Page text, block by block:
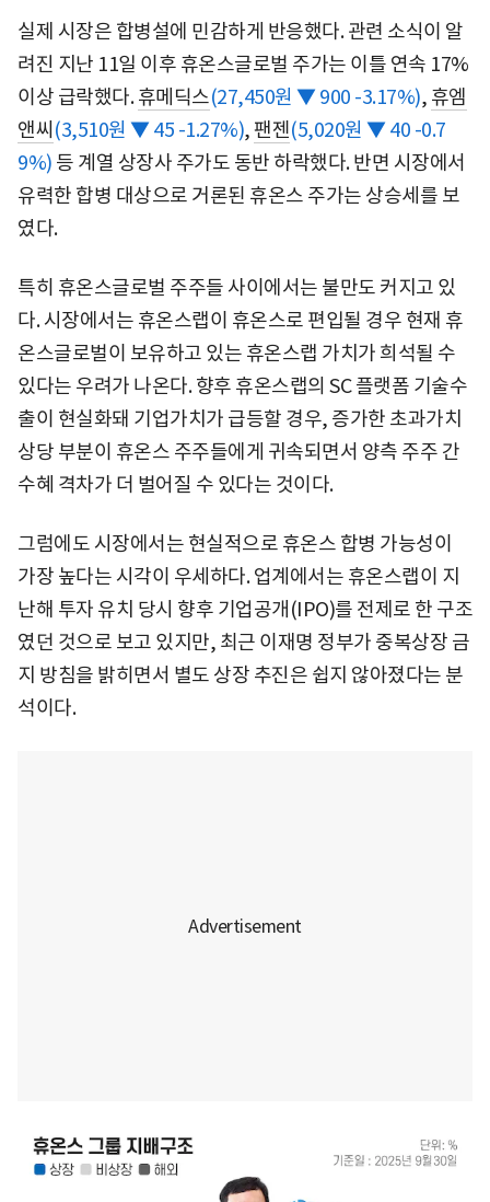
실제 시장은 합병설에 민감하게 반응했다. 관련 소식이 알
려진 지난 11일 이후 휴온스글로벌 주가는 이틀 연속 17%
이상 급락했다.휴메딕스(27,450원 ▼ 900 -3.17%), 휴엠
앤씨 (3,510원 ▼ 45 -1.27%),팬젠(5,020원 ▼ 40 -0.7
9%) 등 계열 상장사 주가도 동반 하락했다. 반면 시장에서
유력한 합병 대상으로 거론된 휴온스 주가는 상승세를 보
였다.
특히 휴온스글로벌 주주들 사이에서는 불만도 커지고 있
다. 시장에서는 휴온스랩이 휴온스로 편입될 경우 현재 휴
온스글로벌이 보유하고 있는 휴온스랩 가치가 희석될 수
있다는 우려가 나온다. 향후 휴온스랩의 SC 플랫폼 기술수
출이 현실화돼 기업가치가 급등할 경우, 증가한 초과가치
상당 부분이 휴온스 주주들에게 귀속되면서 양측 주주 간
수혜 격차가 더 벌어질 수 있다는 것이다.
그럼에도 시장에서는 현실적으로 휴온스 합병 가능성이
가장 높다는 시각이 우세하다. 업계에서는 휴온스랩이 지
난해 투자 유치 당시 향후 기업공개(IPO)를 전제로 한 구조
였던 것으로 보고 있지만, 최근 이재명 정부가 중복상장 금
지 방침을 밝히면서 별도 상장 추진은 쉽지 않아졌다는 분
석이다.